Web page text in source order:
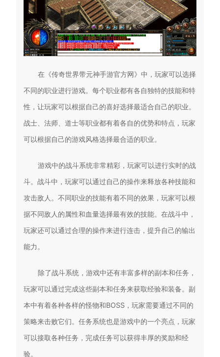
在《传奇世界带元神手游官方网》中，玩家可以选择
不同的职业进行游戏。每个职业都有各自独特的技能和特
性，让玩家可以根据自己的喜好选择最适合自己的职业。
战士、法师、道士等职业都有着各自的优势和特点，玩家
可以根据自己的游戏风格选择最合适的职业。
游戏中的战斗系统非常精彩，玩家可以进行实时的战
斗。战斗中，玩家可以通过自己的操作来释放各种技能和
攻击敌人。不同职业的技能有着不同的效果，玩家可以根
据不同敌人的属性和血量选择最有效的技能。在战斗中，
玩家还可以通过合理的操作来进行连击，提升自己的输出
能力。
除了战斗系统，游戏中还有丰富多样的副本和任务，
玩家可以通过完成这些副本和任务来获取经验和装备。副
本中有着各种各样的怪物和BOSS，玩家需要通过不同的
策略来击败它们。任务系统也是游戏中的一个亮点，玩家
可以接取各种任务，完成任务可以获得丰厚的奖励和经
验。